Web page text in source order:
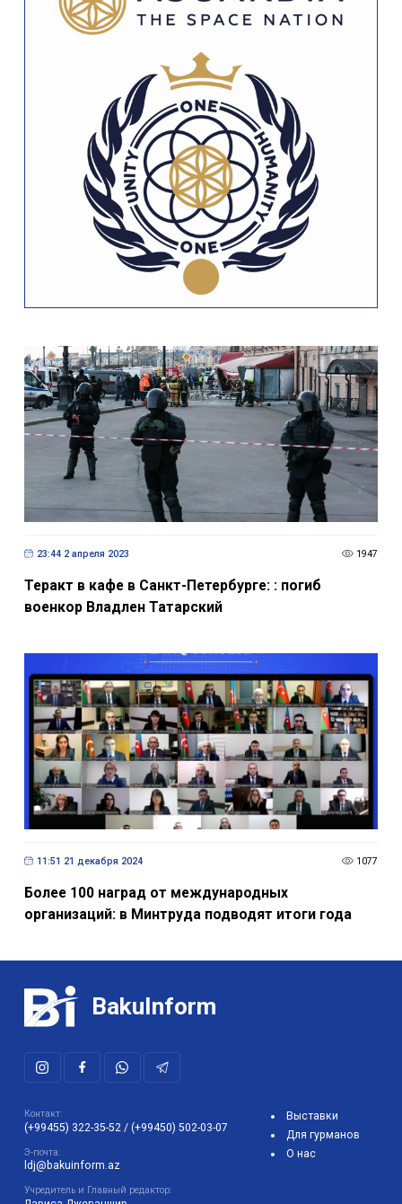
23:44 2 апреля 2023 1947
Теракт в кафе в Санкт-Петербурге: : погиб
военкор Владлен Татарский
11:51 21 декабря 2024 1077
Более 100 наград от международных
организаций: в Минтруда подводят итоги года
BakuInform
Контакт:
(+99455) 322-35-52 / (+99450) 502-03-07
Э-почта:
ldj@bakuinform.az
Учредитель и Главный редактор:
Выставки
Для гурманов
О нас